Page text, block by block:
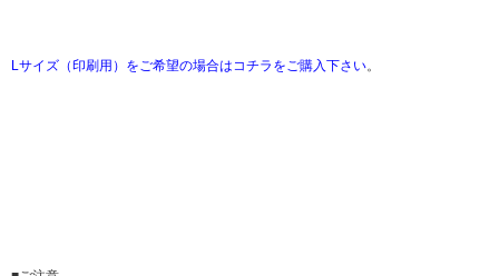
Lサイズ（印刷用）をご希望の場合はコチラをご購入下さい。